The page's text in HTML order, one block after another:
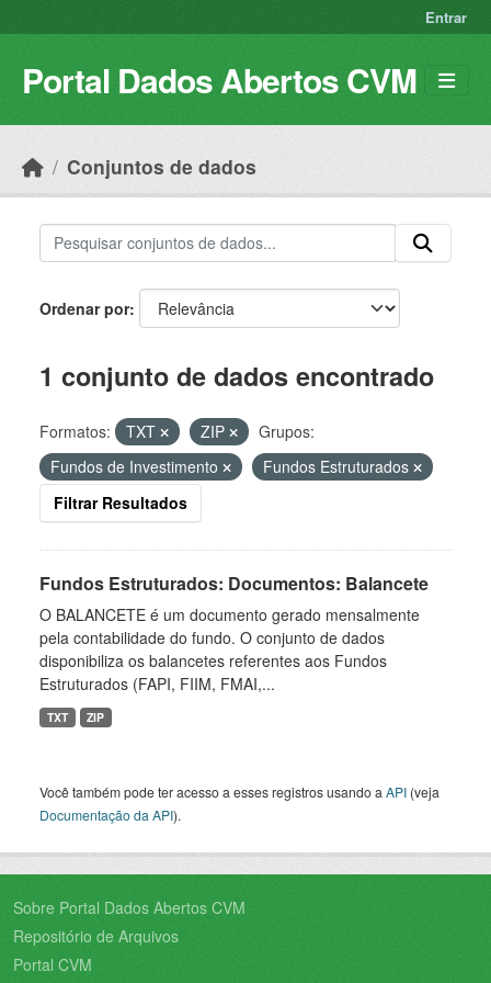
Entrar
Portal Dados Abertos CVM
Conjuntos de dados
Ordenar por
1 conjunto de dados encontrado
Formatos: TXT ZIP
Grupos:
Fundos de Investimento
Fundos Estruturados
Filtrar Resultados
Fundos Estruturados: Documentos: Balancete
O BALANCETE é um documento gerado mensalmente
pela contabilidade do fundo. O conjunto de dados
disponibiliza os balancetes referentes aos Fundos
Estruturados (FAPI, FIIM, FMAI,...
TXT ZIP
Você também pode ter acesso a esses registros usando a API (veja
Documentação da API).
Sobre Portal Dados Abertos CVM
Repositório de Arquivos
Portal CVM